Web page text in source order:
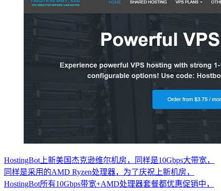
HostingBot上新美国杰克逊维尔机房，同样是10Gbps大带宽，
同样是采用的AMD Ryzen处理器，为了庆祝上新机房，
HostingBot所有10Gbps带宽+AMD处理器套餐都优惠促销中，